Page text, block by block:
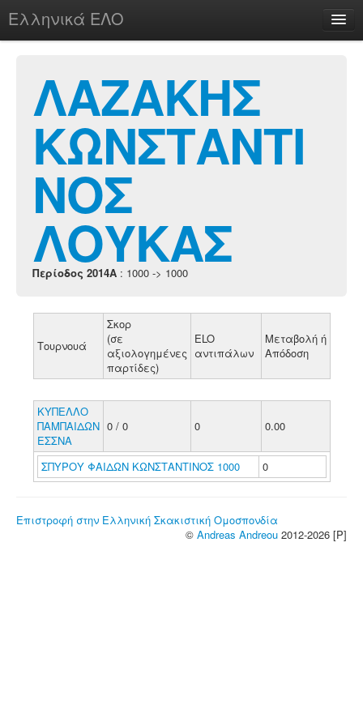
Ελληνικά ΕΛΟ
chesstu.be @ discord
Login
ΛΑΖΑΚΗΣ
ΚΩΝΣΤΑΝΤΙ
ΝΟΣ
ΛΟΥΚΑΣ
Περίοδος 2014A : 1000 -> 1000
Τουρνουά
Σκορ
(σε
αξιολογημένες
παρτίδες)
ELO
αντιπάλων
Μεταβολή ή
Απόδοση
ΚΥΠΕΛΛΟ
ΠΑΜΠΑΙΔΩΝ
ΕΣΣΝΑ
0 / 0 0 0.00
ΣΠΥΡΟΥ ΦΑΙΔΩΝ ΚΩΝΣΤΑΝΤΙΝΟΣ 1000 0
Επιστροφή στην Ελληνική Σκακιστική Ομοσπονδία
© Andreas Andreou 2012-2026 [P]